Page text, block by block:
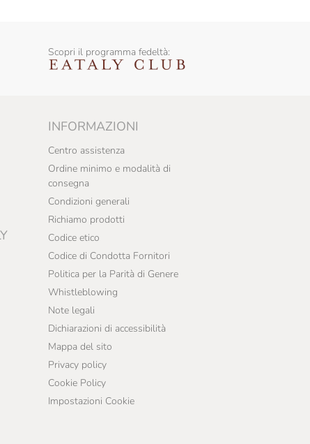
Scopri il programma fedeltà:
INFORMAZIONI
Centro assistenza
Ordine minimo e modalità di
consegna
Condizioni generali
Richiamo prodotti
Codice etico
Codice di Condotta Fornitori
Politica per la Parità di Genere
Whistleblowing
Note legali
Dichiarazioni di accessibilità
Mappa del sito
Privacy policy
Cookie Policy
Impostazioni Cookie